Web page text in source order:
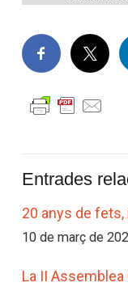
Entrades
20 anys de fets,
10 de març de
La II